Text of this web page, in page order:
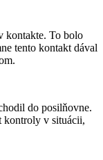
kontakte. To bolo
tento kontakt dával
do posilňovne.
kontroly v situácii,